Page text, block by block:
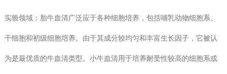
实验领域：胎牛血清广泛应于各种细胞培养，包括哺乳动物细胞系、
干细胞和初级细胞培养。由于其成分较均匀和丰富生长因子，它被认
为是最优质的牛血清类型。小牛血清用于培养耐受性较高的细胞系或